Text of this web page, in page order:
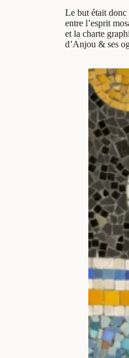
Le but était donc
entre l’esprit
et la charte
d’Anjou & ses